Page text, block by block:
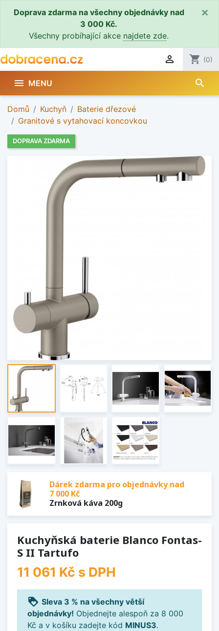
Doprava zdarma na všechny objednávky nad
3 000 Kč.
Všechny probíhající akce najdete zde.
×
 shopping_cart (0)
 MENU search
Domů Kuchyň
Baterie dřezové
Granitové s vytahovací koncovkou
DOPRAVA ZDARMA
Dárek zdarma pro objednávky nad
7 000 Kč
Zrnková káva 200g
Kuchyňská baterie Blanco Fontas-
S II Tartufo
11 061 Kč s DPH
loyalty Sleva 3 % na všechny větší
objednávky! Objednejte alespoň za 8 000
Kč a v košíku zadejte kód MINUS3.